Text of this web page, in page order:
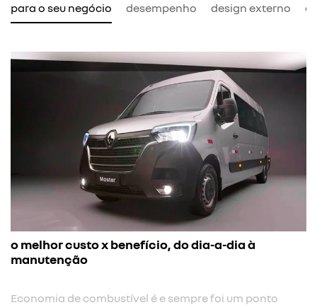
para o seu negócio desempenho design externo
o melhor custo x benefício, do dia-a-dia à
manutenção
Economia de combustível é e sempre foi um ponto